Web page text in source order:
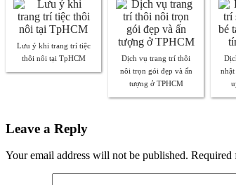
Lưu ý khi trang trí tiệc
thôi nôi tại TpHCM
Dịch vụ trang trí thôi
nôi trọn gói đẹp và ấn
tượng ở TPHCM
Leave a Reply
Your email address will not be published. Required